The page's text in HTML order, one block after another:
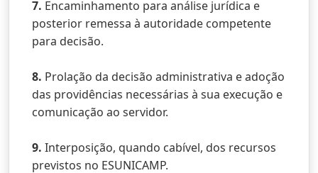
7. Encaminhamento para análise jurídica e
posterior remessa à autoridade competente
para decisão.
8. Prolação da decisão administrativa e adoção
das providências necessárias à sua execução e
comunicação ao servidor.
9. Interposição, quando cabível, dos recursos
previstos no ESUNICAMP.